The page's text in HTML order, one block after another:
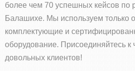
более чем 70 успешных кейсов по
Балашихе. Мы используем только
комплектующие и
оборудование. Присоединяйтесь к
довольных клиентов!